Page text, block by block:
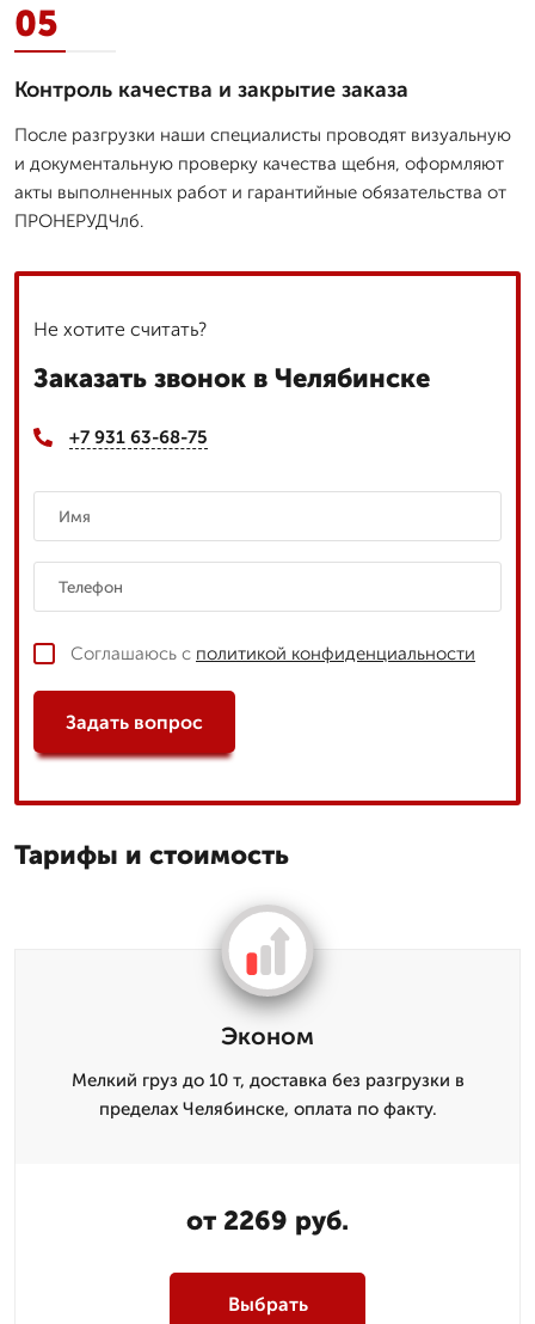
05
Контроль качества и закрытие заказа
После разгрузки наши специалисты проводят визуальную
и документальную проверку качества щебня, оформляют
акты выполненных работ и гарантийные обязательства от
ПРОНЕРУДЧлб.
Не хотите считать?
Заказать звонок в Челябинске
+7 931 63-68-75
Соглашаюсь с политикой конфиденциальности
Задать вопрос
Тарифы и стоимость
Эконом
Мелкий груз до 10 т, доставка без разгрузки в
пределах Челябинске, оплата по факту.
от 2269 руб.
Выбрать